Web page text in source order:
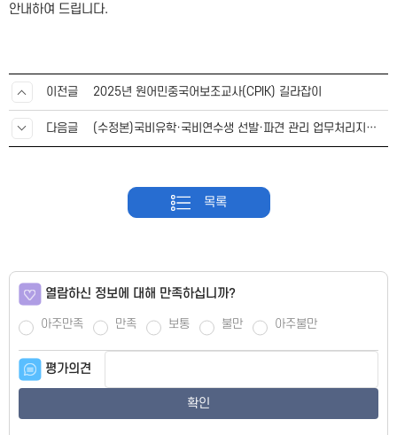
안내하여 드립니다.
이전글 2025년 원어민중국어보조교사(CPIK) 길라잡이
다음글 (수정본)국비유학·국비연수생 선발·파견 관리 업무처리지침 재안내
목록
열람하신 정보에 대해 만족하십니까?
아주만족 만족 보통 불만 아주불만
평가의견
확인